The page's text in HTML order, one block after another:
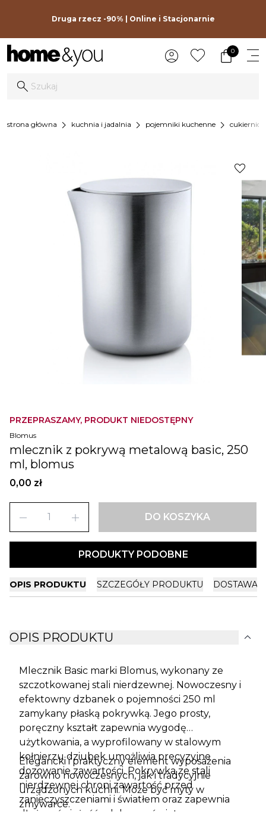
Druga rzecz -90% | Online i Stacjonarnie
0
strona główna chevron_right kuchnia i jadalnia chevron_right pojemniki kuchenne chevron_right
PRZEPRASZAMY, PRODUKT NIEDOSTĘPNY
Blomus
mlecznik z pokrywą metalową basic, 250
ml, blomus
0,00 zł
remove add DO KOSZYKA
PRODUKTY PODOBNE
favorite
OPIS PRODUKTU SZCZEGÓŁY PRODUKTU DOSTAWA
OPIS PRODUKTU expand_more
Mlecznik Basic marki Blomus, wykonany ze
szczotkowanej stali nierdzewnej. Nowoczesny i
efektowny dzbanek o pojemności 250 ml
zamykany płaską pokrywką. Jego prosty,
poręczny kształt zapewnia wygodę
użytkowania, a wyprofilowany w stalowym
kołnierzu dziubek umożliwia precyzyjne
dozowanie zawartości. Pokrywka ze stali
nierdzewnej chroni zawartość przed
zanieczyszczeniami i światłem oraz zapewnia
dłuższą świeżość mleka czy śmietany.
Elegancki i praktyczny element wyposażenia
zarówno nowoczesnych, jak i tradycyjnie
urządzonych kuchni. Może być myty w
zmywarce.